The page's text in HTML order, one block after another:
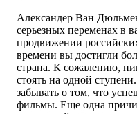
Александер Ван
серьезных переменах в
продвижении
времени вы достигли
страна. К сожалению,
стоять на одной
забывать о том, что
фильмы. Еще одна